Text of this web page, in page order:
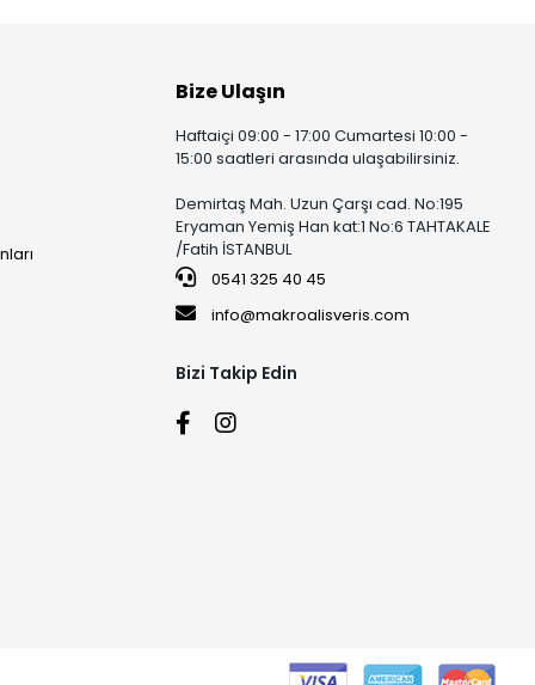
Bize Ulaşın
Haftaiçi 09:00 - 17:00 Cumartesi 10:00 -
15:00 saatleri arasında ulaşabilirsiniz.
Demirtaş Mah. Uzun Çarşı cad. No:195
Eryaman Yemiş Han kat:1 No:6 TAHTAKALE
/Fatih İSTANBUL
0541 325 40 45
info@makroalisveris.com
Bizi Takip Edin